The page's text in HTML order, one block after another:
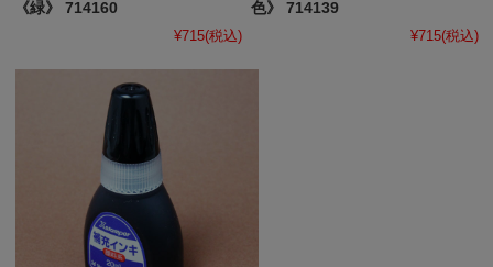
《緑》 714160
¥715(税込)
色》 714139
¥715(税込)